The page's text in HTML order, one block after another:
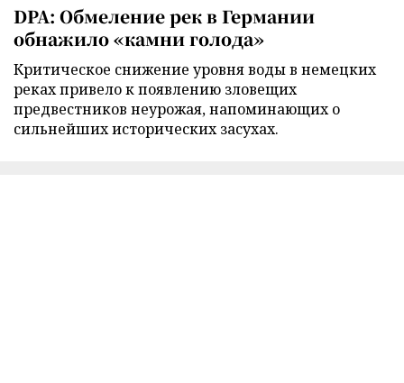
DPA: Обмеление рек в Германии
обнажило «камни голода»
Критическое снижение уровня воды в немецких
реках привело к появлению зловещих
предвестников неурожая, напоминающих о
сильнейших исторических засухах.